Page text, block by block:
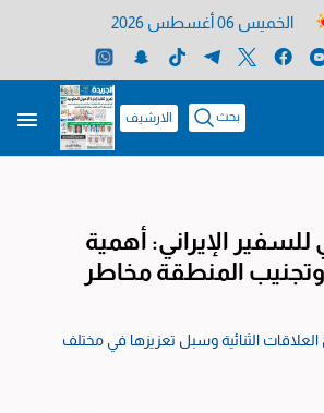
الخميس 06 أغسطس 2026
بحث الارشيف
للسفير الإيراني: أهمية
وتجنيب المنطقة مخاطر
الثنائية وسبل تعزيزها في مختلف